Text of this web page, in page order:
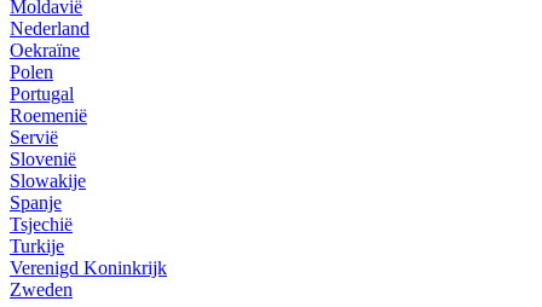
Moldavië
Nederland
Oekraïne
Polen
Portugal
Roemenië
Servië
Slovenië
Slowakije
Spanje
Tsjechië
Turkije
Verenigd Koninkrijk
Zweden